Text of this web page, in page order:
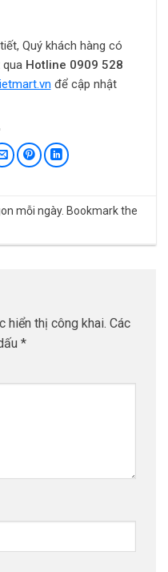
Quý khách hàng có
Hotline 0909 528
để cập nhật
mỗi ngày. Bookmark the
hiển thị công khai. Các
*